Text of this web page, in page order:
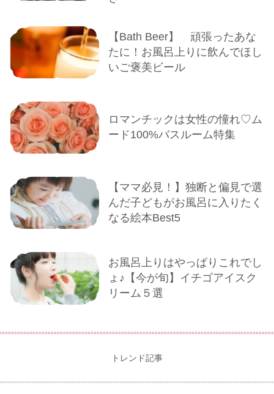
【Bath Beer】 頑張ったあな
たに！お風呂上りに飲んでほし
いご褒美ビール
ロマンチックは女性の憧れ♡ム
ード100%バスルーム特集
【ママ必見！】独断と偏見で選
んだ子どもがお風呂に入りたく
なる絵本Best5
お風呂上りはやっぱりこれでし
ょ♪【今が旬】イチゴアイスク
リーム５選
トレンド記事